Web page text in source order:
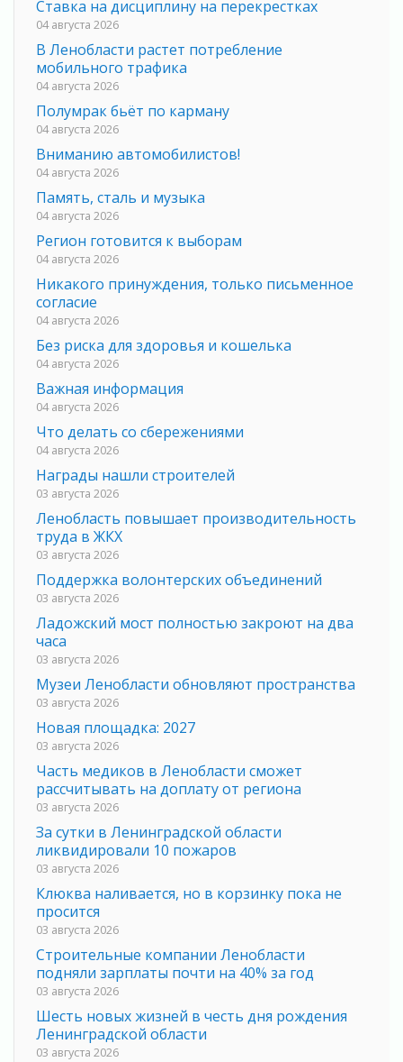
Ставка на дисциплину на перекрестках
04 августа 2026
В Ленобласти растет потребление
мобильного трафика
04 августа 2026
Полумрак бьёт по карману
04 августа 2026
Вниманию автомобилистов!
04 августа 2026
Память, сталь и музыка
04 августа 2026
Регион готовится к выборам
04 августа 2026
Никакого принуждения, только письменное
согласие
04 августа 2026
Без риска для здоровья и кошелька
04 августа 2026
Важная информация
04 августа 2026
Что делать со сбережениями
04 августа 2026
Награды нашли строителей
03 августа 2026
Ленобласть повышает производительность
труда в ЖКХ
03 августа 2026
Поддержка волонтерских объединений
03 августа 2026
Ладожский мост полностью закроют на два
часа
03 августа 2026
Музеи Ленобласти обновляют пространства
03 августа 2026
Новая площадка: 2027
03 августа 2026
Часть медиков в Ленобласти сможет
рассчитывать на доплату от региона
03 августа 2026
За сутки в Ленинградской области
ликвидировали 10 пожаров
03 августа 2026
Клюква наливается, но в корзинку пока не
просится
03 августа 2026
Строительные компании Ленобласти
подняли зарплаты почти на 40% за год
03 августа 2026
Шесть новых жизней в честь дня рождения
Ленинградской области
03 августа 2026